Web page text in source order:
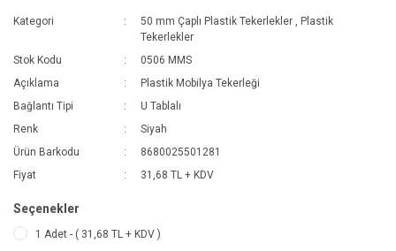
Kategori 50 mm Çaplı Plastik Tekerlekler , Plastik
Tekerlekler
Stok Kodu
0506 MMS
Açıklama
Plastik Mobilya Tekerleği
Bağlantı Tipi
U Tablalı
Renk
Siyah
Ürün Barkodu
8680025501281
Fiyat
31,68 TL + KDV
Seçenekler
1 Adet - ( 31,68 TL + KDV )